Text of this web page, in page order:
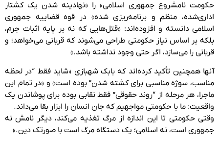
حکومت نامشروع جمهوری اسلامی» را «نهادینه شدن یک کشتار
اداری‌شده، منظم و برنامه‌ریزی شده» در قوه قضاییه جمهوری
اسلامی دانسته و افزوده‌اند: «قتل‌هایی که نه بر پایه اثبات جرم،
بلکه بر اساس نیاز حکومتی طراحی می‌شوند که قربانی می‌خواهد؛ و
قربانی را می‌سازد، اگر حتی وجود نداشته باشد.»
آنها همچنین تأکید کرده‌اند که بابک شهبازی «شاید فقط “در لحظه
مناسب، سوژه مناسبی برای کشته شدن” بوده است» و «در تمام این
ماجرا، هر مرحله از “روند حقوقی” فقط نقابی بوده برای پوشاندن یک
واقعیت: ما با حکومتی مواجهیم که جان انسان را ابزار بقا می‌داند.
وقتی حکومتی تا این اندازه از مرگ تغذیه می‌کند، دیگر نامش نه
جمهوری است، نه اسلامی؛ یک دستگاه مرگ است با صورتک دین.»